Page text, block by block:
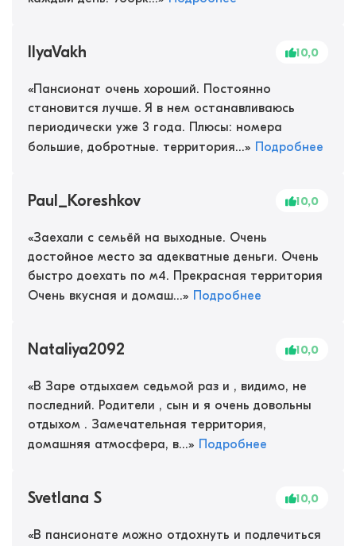
IlyaVakh 10,0
«Пансионат очень хороший. Постоянно
становится лучше. Я в нем останавливаюсь
периодически уже 3 года. Плюсы: номера
большие, добротные. территория...» Подробнее
Paul_Koreshkov 10,0
«Заехали с семьёй на выходные. Очень
достойное место за адекватные деньги. Очень
быстро доехать по м4. Прекрасная территория
Очень вкусная и домаш...» Подробнее
Nataliya2092 10,0
«В Заре отдыхаем седьмой раз и , видимо, не
последний. Родители , сын и я очень довольны
отдыхом . Замечательная территория,
домашняя атмосфера, в...» Подробнее
Svetlana S 10,0
«В пансионате можно отдохнуть и подлечиться